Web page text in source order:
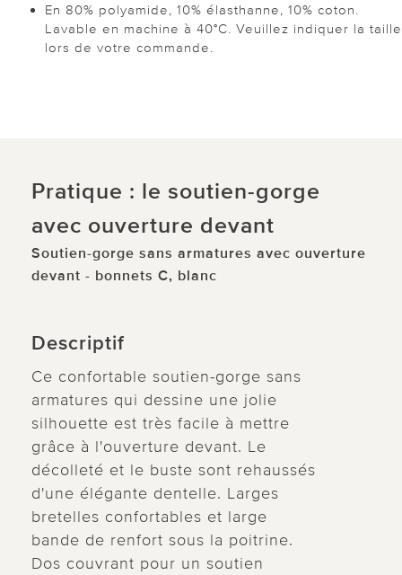
En 80% polyamide, 10% élasthanne, 10% coton.
Lavable en machine à 40°C. Veuillez indiquer la taille
lors de votre commande.
Pratique : le soutien-gorge
avec ouverture devant
Soutien-gorge sans armatures avec ouverture
devant - bonnets C, blanc
Descriptif
Ce confortable soutien-gorge sans
armatures qui dessine une jolie
silhouette est très facile à mettre
grâce à l'ouverture devant. Le
décolleté et le buste sont rehaussés
d'une élégante dentelle. Larges
bretelles confortables et large
bande de renfort sous la poitrine.
Dos couvrant pour un soutien